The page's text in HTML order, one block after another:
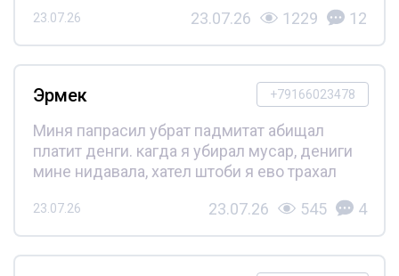
23.07.26 23.07.26 1229 12
+79166023478
Эрмек
Миня папрасил убрат падмитат абищал
платит денги. кагда я убирал мусар, дениги
мине нидавала, хател штоби я ево трахал
23.07.26 23.07.26 545 4